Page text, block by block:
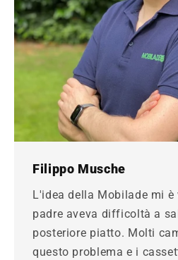
Filippo Musche
L'idea della Mobilade mi è
padre aveva difficoltà a
posteriore piatto. Molti
questo problema e i